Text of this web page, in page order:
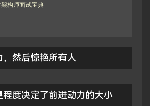
构师面试宝典
然后惊艳所有人
程度决定了前进动力的大小